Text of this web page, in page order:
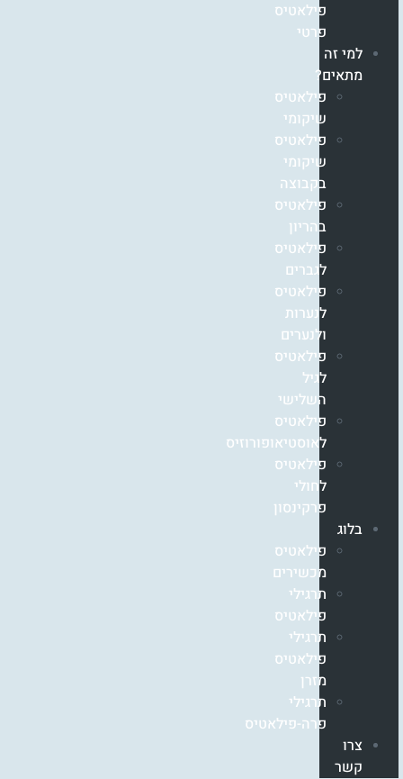
פילאטיס
פרטי
למי זה
מתאים?
פילאטיס
שיקומי
פילאטיס
שיקומי
בקבוצה
פילאטיס
בהריון
פילאטיס
לגברים
פילאטיס
לנערות
ולנערים
פילאטיס
לגיל
השלישי
פילאטיס
לאוסטיאופורוזיס
פילאטיס
לחולי
פרקינסון
בלוג
פילאטיס
מכשירים
תרגילי
פילאטיס
תרגילי
פילאטיס
מזרן
תרגילי
פרה-פילאטיס
צרו
קשר